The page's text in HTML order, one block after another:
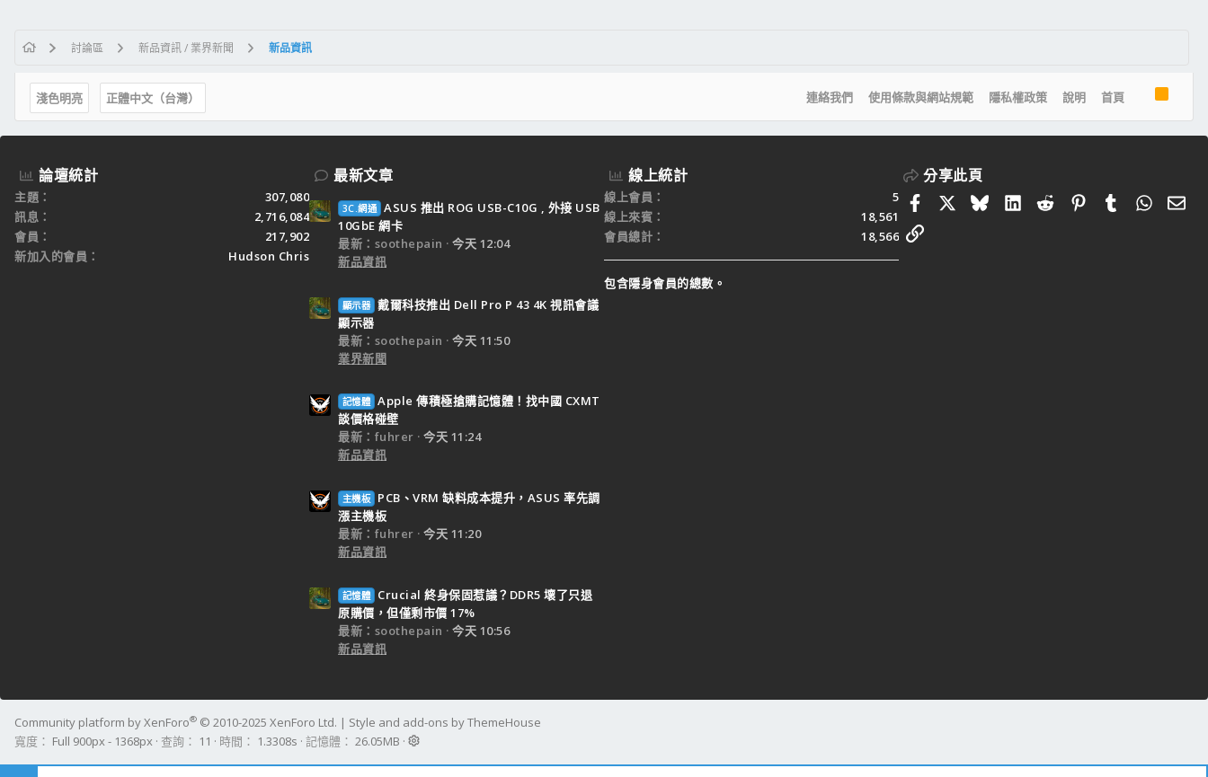
討論區 新品資訊 / 業界新聞 新品資訊
淺色明亮 正體中文（台灣） 連絡我們 使用條款與網站規範 隱私權政策 說明 首頁
R
S
論壇統計
主題
307,080
訊息
2,716,084
會員
217,902
新加入的會員
Hudson Chris
最新文章
3C.網通 ASUS 推出 ROG USB-C10G , 外接 USB
10GbE 網卡
最新：soothepain
今天 12:04
新品資訊
顯示器 戴爾科技推出 Dell Pro P 43 4K 視訊會議
顯示器
最新：soothepain
今天 11:50
業界新聞
記憶體 Apple 傳積極搶購記憶體！找中國 CXMT
談價格碰壁
最新：fuhrer
今天 11:24
新品資訊
主機板
PCB、VRM 缺料成本提升，ASUS 率先調
漲主機板
最新：fuhrer
今天 11:20
新品資訊
記憶體
Crucial 終身保固惹議？DDR5 壞了只退
原購價，但僅剩市價 17%
最新：soothepain
今天 10:56
新品資訊
線上統計
線上會員
5
線上來賓
18,561
會員總計
18,566
包含隱身會員的總數。
分享此頁
FacebookBlueskyLinkedIn
RedditPinterestTumblr 電
連結
Community platform by XenForo® © 2010-2025 XenForo Ltd. | Style and add-ons by ThemeHouse
寬度
查詢 11 時間 1.3308s 記憶體 26.05MB